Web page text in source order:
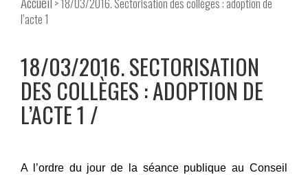
> 18/03/2016. Sectorisation des collèges : adoption de
l’acte 1
18/03/2016. SECTORISATION
DES COLLÈGES : ADOPTION DE
L’ACTE 1
A l’ordre du jour de la séance publique au Conseil